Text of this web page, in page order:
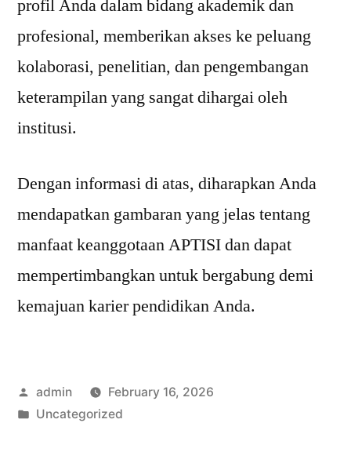
profil Anda dalam bidang akademik dan
profesional, memberikan akses ke peluang
kolaborasi, penelitian, dan pengembangan
keterampilan yang sangat dihargai oleh
institusi.
Dengan informasi di atas, diharapkan Anda
mendapatkan gambaran yang jelas tentang
manfaat keanggotaan APTISI dan dapat
mempertimbangkan untuk bergabung demi
kemajuan karier pendidikan Anda.
Posted
by
admin
February 16, 2026
Posted
Uncategorized